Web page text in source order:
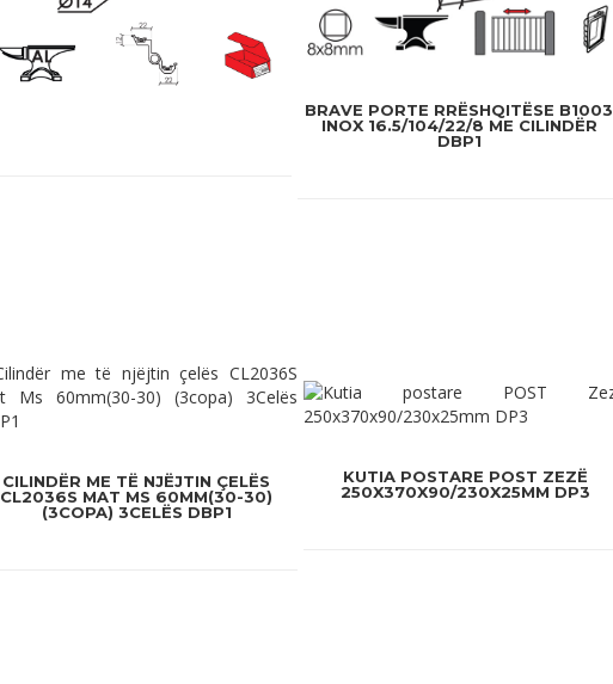
BRAVE PORTE RRËSHQITËSE B1003
INOX 16.5/104/22/8 ME CILINDËR
DBP1
CILINDËR ME TË NJËJTIN ÇELËS
CL2036S MAT MS 60MM(30-30)
(3COPA) 3CELËS DBP1
KUTIA POSTARE POST ZEZË
250X370X90/230X25MM DP3